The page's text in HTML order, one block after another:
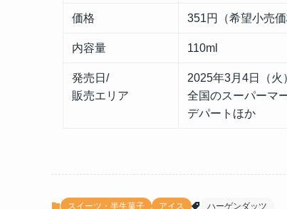
価格 351円（希望小売
内容量 110ml
発売日/
販売エリア
2025年3月4日（火
全国のスーパーマ
デパートほか
スイーツ・半生菓子 アイス ハーゲンダッツ